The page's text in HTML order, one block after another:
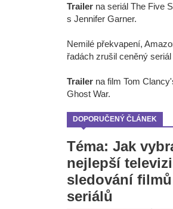
Trailer na seriál The Five
s Jennifer Garner.
Nemilé překvapení,
řadách zrušil ceněný seriál
Trailer na film Tom
Ghost War.
DOPORUČENÝ ČLÁNEK
Téma: Jak
nejlepší
sledování
seriálů